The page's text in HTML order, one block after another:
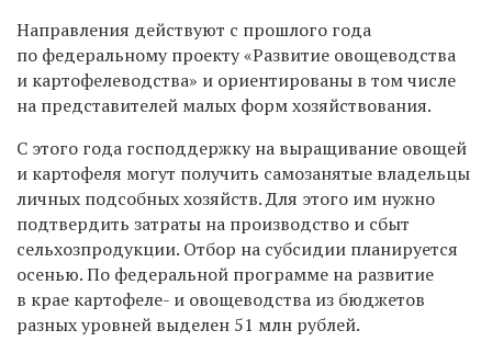
Направления действуют с прошлого года
по федеральному проекту «Развитие овощеводства
и картофелеводства» и ориентированы в том числе
на представителей малых форм хозяйствования.
С этого года господдержку на выращивание овощей
и картофеля могут получить самозанятые владельцы
личных подсобных хозяйств. Для этого им нужно
подтвердить затраты на производство и сбыт
сельхозпродукции. Отбор на субсидии планируется
осенью.По федеральной программе на развитие
в крае картофеле- и овощеводства из бюджетов
разных уровней выделен 51 млн рублей.